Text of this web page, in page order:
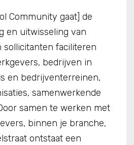
Community gaat] de
en uitwisseling van
sollicitanten faciliteren
bedrijven in
en bedrijventerreinen,
samenwerkende
samen te werken met
binnen je branche,
ontstaat een